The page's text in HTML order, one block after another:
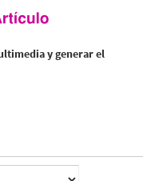
y generar el